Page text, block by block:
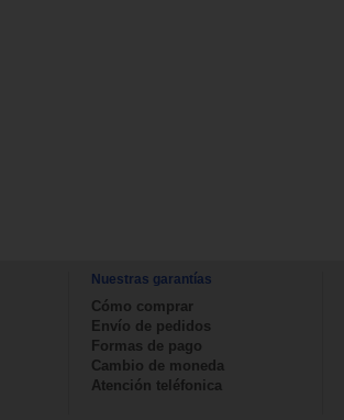
Nuestras garantías
Cómo comprar
Envío de pedidos
Formas de pago
Cambio de moneda
Atención teléfonica